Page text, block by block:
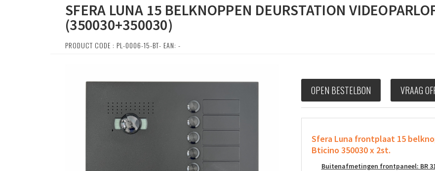
SFERA LUNA 15 BELKNOPPEN DEURSTATION
(350030+350030)
PRODUCT CODE : PL-0006-15-BT- EAN: -
OPEN BESTELBON VRAAG
Sfera Luna frontplaat 15
Bticino 350030 x 2st.
Buitenafmetingen frontpaneel: BR